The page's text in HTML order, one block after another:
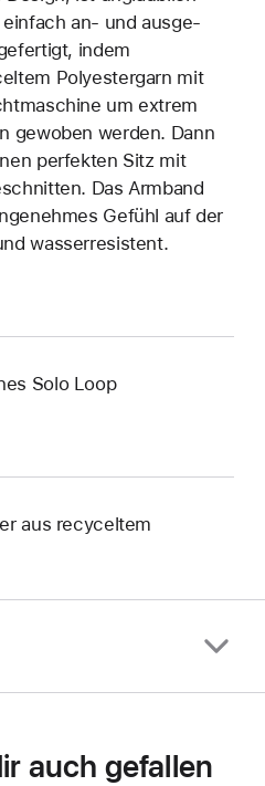
an‑ und ausge­
indem
Polyester­garn mit
um extrem
gewoben werden. Dann
perfekten Sitz mit
Das Armband
Gefühl auf der
wasser­resistent.
Solo Loop
aus recyceltem
auch gefallen